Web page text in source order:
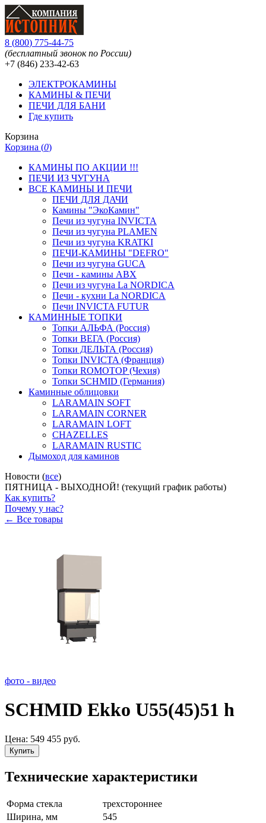
8 (800) 775-44-75
(бесплатный звонок по России)
+7 (846) 233-42-63
ЭЛЕКТРОКАМИНЫ
КАМИНЫ & ПЕЧИ
ПЕЧИ ДЛЯ БАНИ
Где купить
Корзина
Корзина (0)
КАМИНЫ ПО АКЦИИ !!!
ПЕЧИ ИЗ ЧУГУНА
ВСЕ КАМИНЫ И ПЕЧИ
ПЕЧИ ДЛЯ ДАЧИ
Камины "ЭкоКамин"
Печи из чугуна INVICTA
Печи из чугуна PLAMEN
Печи из чугуна KRATKI
ПЕЧИ-КАМИНЫ "DEFRO"
Печи из чугуна GUCA
Печи - камины ABX
Печи из чугуна La NORDICA
Печи - кухни La NORDICA
Печи INVICTA FUTUR
КАМИННЫЕ ТОПКИ
Топки АЛЬФА (Россия)
Топки ВЕГА (Россия)
Топки ДЕЛЬТА (Россия)
Топки INVICTA (Франция)
Топки ROMOTOP (Чехия)
Топки SCHMID (Германия)
Каминные облицовки
LARAMAIN SOFT
LARAMAIN CORNER
LARAMAIN LOFT
CHAZELLES
LARAMAIN RUSTIC
Дымоход для каминов
Новости (все)
ПЯТНИЦА - ВЫХОДНОЙ! (текущий график работы)
Как купить?
Почему у нас?
← Все товары
фото - видео
SCHMID Ekko U55(45)51 h
Цена: 549 455 руб.
Купить
Технические характеристики
Форма стекла
трехстороннее
Ширина, мм
545